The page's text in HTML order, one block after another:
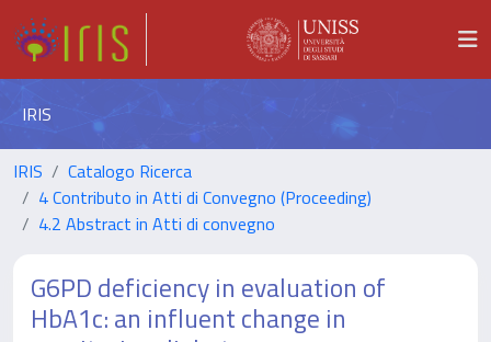
IRIS
IRIS
Catalogo Ricerca
4 Contributo in Atti di Convegno (Proceeding)
4.2 Abstract in Atti di convegno
G6PD deficiency in evaluation of
HbA1c: an influent change in